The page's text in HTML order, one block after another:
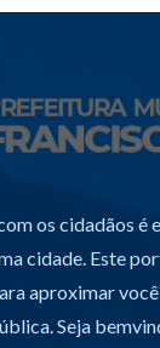
os cidadãos é
cidade. Este
aproximar
Seja